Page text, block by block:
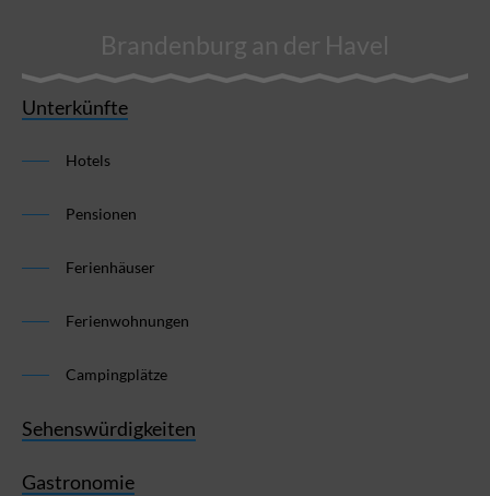
Brandenburg an der Havel
Unterkünfte
Hotels
Pensionen
Ferienhäuser
Ferienwohnungen
Campingplätze
Sehenswürdigkeiten
Gastronomie